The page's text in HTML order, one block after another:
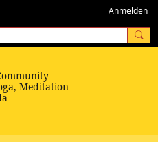
Anmelden